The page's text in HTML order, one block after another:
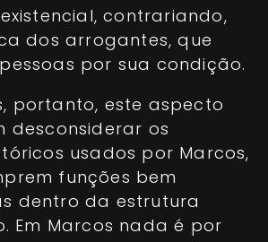
contrariando,
dos arrogantes, que
por sua condição.
portanto, este aspecto
desconsiderar os
usados por Marcos,
funções bem
dentro da estrutura
Em Marcos nada é por